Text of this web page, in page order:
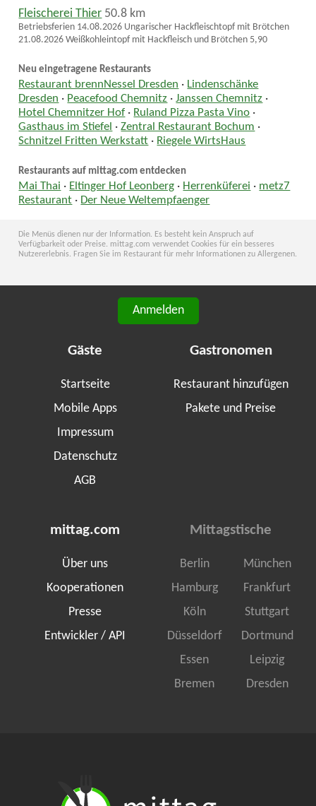
Fleischerei Thier 50.8 km
Betriebsferien 14.08.2026 Ungarischer Hackfleischtopf mit Brötchen
21.08.2026 Weißkohleintopf mit Hackfleisch und Brötchen 5,90
Neu eingetragene Restaurants
Restaurant brennNessel Dresden · Lindenschänke
Dresden · Peacefood Chemnitz ·Janssen Chemnitz ·
Hotel Chemnitzer Hof · Ruland Pizza Pasta Vino ·
Gasthaus im Stiefel ·Zentral Restaurant Bochum ·
Schnitzel Fritten Werkstatt · Riegele WirtsHaus
Restaurants auf mittag.com entdecken
Mai Thai · Eltinger Hof Leonberg · Herrenküferei · metz7
Restaurant · Der Neue Weltempfaenger
Die Menüs dienen nur der Information. Es besteht kein Anspruch auf
Verfügbarkeit oder Preise. mittag.com verwendet Cookies für ein besseres
Nutzererlebnis. Fragen Sie im Restaurant für mehr Informationen zu Allergenen.
Anmelden
Gäste
Startseite
Mobile Apps
Impressum
Datenschutz
AGB
Gastronomen
Restaurant hinzufügen
Pakete und Preise
mittag.com
Über uns
Kooperationen
Presse
Entwickler / API
Mittagstische
Berlin
München
Hamburg
Frankfurt
Köln
Stuttgart
Düsseldorf
Dortmund
Essen
Leipzig
Bremen
Dresden